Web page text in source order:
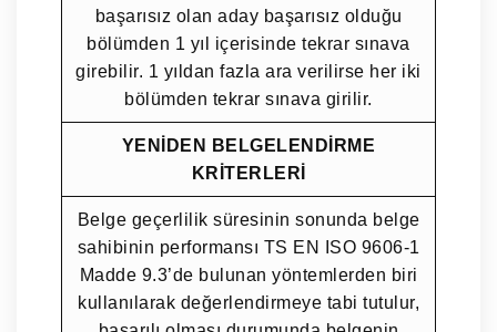
başarısız olan aday başarısız olduğu
bölümden 1 yıl içerisinde tekrar sınava
girebilir. 1 yıldan fazla ara verilirse her iki
bölümden tekrar sınava girilir.
YENİDEN BELGELENDİRME
KRİTERLERİ
Belge geçerlilik süresinin sonunda belge
sahibinin performansı TS EN ISO 9606-1
Madde 9.3’de bulunan yöntemlerden biri
kullanılarak değerlendirmeye tabi tutulur,